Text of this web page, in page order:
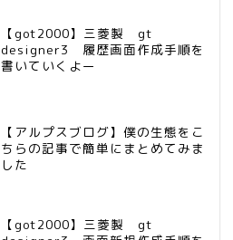
【got2000】三菱製 gt
designer3 履歴画面作成手順を
書いていくよー
【アルプスブログ】僕の生態をこ
ちらの記事で簡単にまとめてみま
した
【got2000】三菱製 gt